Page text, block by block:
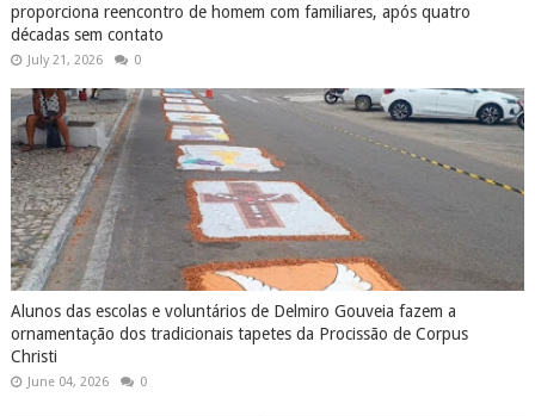
proporciona reencontro de homem com familiares, após quatro
décadas sem contato
July 21, 2026 0
Alunos das escolas e voluntários de Delmiro Gouveia fazem a
ornamentação dos tradicionais tapetes da Procissão de Corpus
Christi
June 04, 2026 0